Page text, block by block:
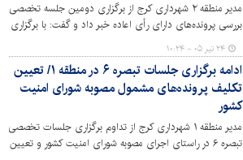
مدیر منطقه ۲ شهرداری کرج از برگزاری دومین جلسه تخصصی
بررسی پرونده‌های دارای رأی اعاده خبر داد و گفت: با برگزاری
مستمر این جلسات، روند رسیدگی به پرونده‌ها با دقت، سرعت
و در چارچوب ضوابط قانونی دنبال می‌شود.
۲۴ تیر ۰۵ - ۱۰:۲۴
ادامه برگزاری جلسات تبصره ۶ در منطقه ۱/ تعیین
تکلیف پرونده‌های مشمول مصوبه شورای امنیت
کشور
مدیر منطقه ۱ شهرداری کرج از تداوم برگزاری جلسات تخصصی
تبصره ۶ در راستای اجرای مصوبه شورای امنیت کشور و تعیین